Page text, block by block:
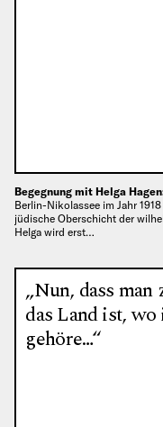
Begegnung mit Helga
Berlin-Nikolassee im Jahr
jüdische Oberschicht der
Helga wird erst…
„Nun, dass man
das Land ist,
gehöre…“